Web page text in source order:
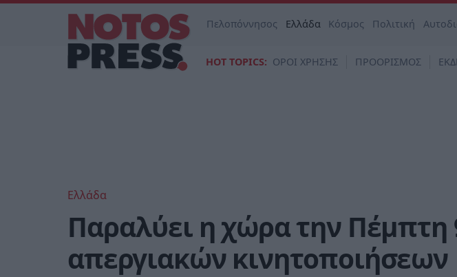
Πελοπόννησος Ελλάδα Κόσμος Πολιτική
HOT TOPICS: ΟΡΟΙ ΧΡΗΣΗΣ ΠΡΟΟΡΙΣΜΟΣ
Ελλάδα
Παραλύει η χώρα την Πέμπτη
απεργιακών κινητοποιήσεων